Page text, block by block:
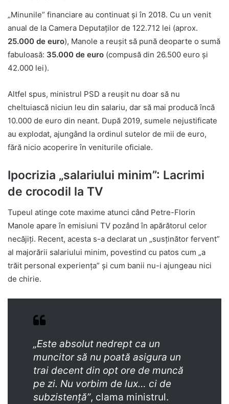
„Minunile” financiare au continuat și în 2018. Cu un venit
anual de la Camera Deputaților de 122.712 lei (aprox.
25.000 de euro), Manole a reușit să pună deoparte o sumă
fabuloasă: 35.000 de euro (compusă din 26.500 euro și
42.000 lei).
Altfel spus, ministrul PSD a reușit nu doar să nu
cheltuiască niciun leu din salariu, dar să mai producă încă
10.000 de euro din neant. După 2019, sumele nejustificate
au explodat, ajungând la ordinul sutelor de mii de euro,
fără nicio acoperire în veniturile oficiale.
Ipocrizia „salariului minim”: Lacrimi
de crocodil la TV
Tupeul atinge cote maxime atunci când Petre-Florin
Manole apare în emisiuni TV pozând în apărătorul celor
necăjiți. Recent, acesta s-a declarat un „susținător fervent”
al majorării salariului minim, povestind cu patos cum „a
trăit personal experiența” și cum banii nu-i ajungeau nici
de chirie.
„Este absolut nedrept ca un
muncitor să nu poată asigura un
trai decent din opt ore de muncă
pe zi. Nu vorbim de lux… ci de
subzistență”, clama ministrul.